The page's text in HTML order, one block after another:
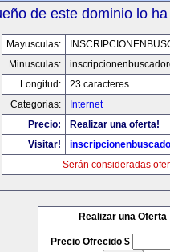
de este dominio lo
Mayusculas:
Minusculas:
Longitud:
23 caracteres
Categorias:
Internet
Precio:
Realizar una oferta!
Visitar!
Serán consideradas
Realizar una Oferta
Precio Ofrecido $